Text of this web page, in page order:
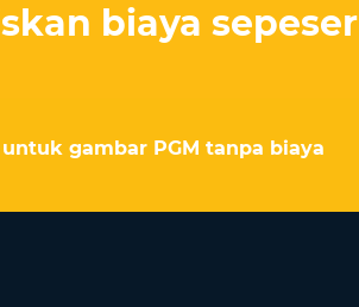
biaya sepeser
gambar PGM tanpa biaya